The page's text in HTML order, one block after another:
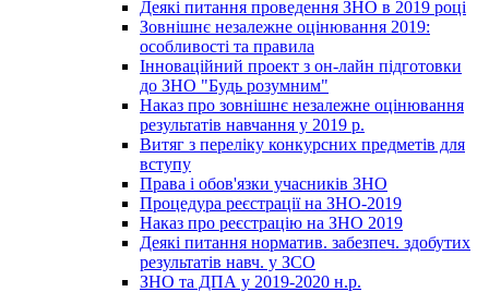
Деякі питання проведення ЗНО в 2019 році
Зовнішнє незалежне оцінювання 2019:
особливості та правила
Інноваційний проект з он-лайн підготовки
до ЗНО "Будь розумним"
Наказ про зовнішнє незалежне оцінювання
результатів навчання у 2019 р.
Витяг з переліку конкурсних предметів для
вступу
Права і обов'язки учасників ЗНО
Процедура реєстрації на ЗНО-2019
Наказ про реєстрацію на ЗНО 2019
Деякі питання норматив. забезпеч. здобутих
результатів навч. у ЗСО
ЗНО та ДПА у 2019-2020 н.р.